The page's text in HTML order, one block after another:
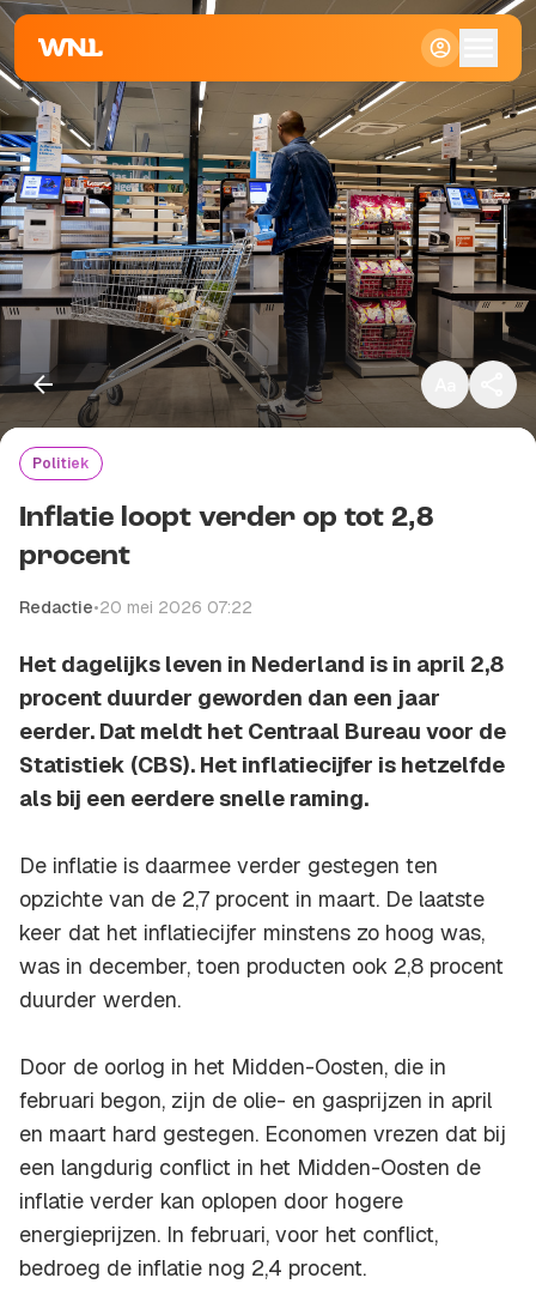
Klein
Standaard
Groot
Politiek
Inflatie loopt verder op tot 2,8
procent
Redactie•20 mei 2026 07:22
Het dagelijks leven in Nederland is in april 2,8
procent duurder geworden dan een jaar
eerder. Dat meldt het Centraal Bureau voor de
Statistiek (CBS). Het inflatiecijfer is hetzelfde
als bij een eerdere snelle raming.
De inflatie is daarmee verder gestegen ten
opzichte van de 2,7 procent in maart. De laatste
keer dat het inflatiecijfer minstens zo hoog was,
was in december, toen producten ook 2,8 procent
duurder werden.
Door de oorlog in het Midden-Oosten, die in
februari begon, zijn de olie- en gasprijzen in april
en maart hard gestegen. Economen vrezen dat bij
een langdurig conflict in het Midden-Oosten de
inflatie verder kan oplopen door hogere
energieprijzen. In februari, voor het conflict,
bedroeg de inflatie nog 2,4 procent.